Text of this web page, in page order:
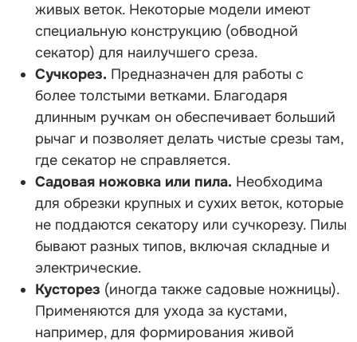
живых веток. Некоторые модели имеют
специальную конструкцию (обводной
секатор) для наилучшего среза.
Сучкорез. Предназначен для работы с
более толстыми ветками. Благодаря
длинным ручкам он обеспечивает больший
рычаг и позволяет делать чистые срезы там,
где секатор не справляется.
Садовая ножовка или пила. Необходима
для обрезки крупных и сухих веток, которые
не поддаются секатору или сучкорезу. Пилы
бывают разных типов, включая складные и
электрические.
Кусторез (иногда также садовые ножницы).
Применяются для ухода за кустами,
например, для формирования живой